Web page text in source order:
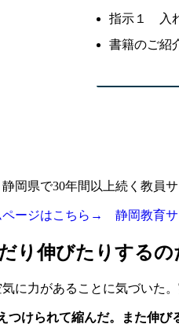
指示１ 入
書籍のご紹
岡県で30年間以上続く教員
ページはこちら→ 静岡教育サ
り伸びたりする
に力があることに気づいた
つけられて縮んだ。また伸び